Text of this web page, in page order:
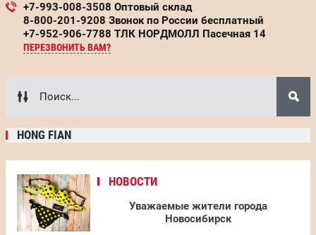
+7-993-008-3508 Оптовый склад
8-800-201-9208 Звонок по России бесплатный
+7-952-906-7788 ТЛК НОРДМОЛЛ Пасечная 14
ПЕРЕЗВОНИТЬ ВАМ?
НОВОСТИ
Уважаемые жители города
Новосибирск
HONG FIAN